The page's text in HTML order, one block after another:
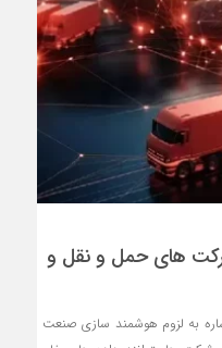
های حمل و نقل و
به لزوم هوشمند سازی صنعت